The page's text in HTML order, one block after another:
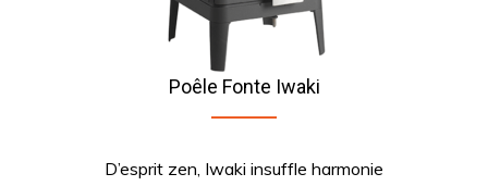
Poêle Fonte Iwaki
D’esprit zen, Iwaki insuffle harmonie